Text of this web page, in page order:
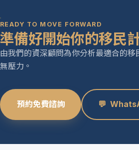
READY TO MOVE FORWARD
準備好開始你的移民
由我們的資深顧問為你分析最適合的移
無壓力。
預約免費諮詢 💬